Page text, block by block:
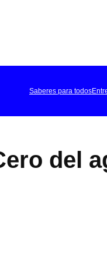
Saberes para todos
del